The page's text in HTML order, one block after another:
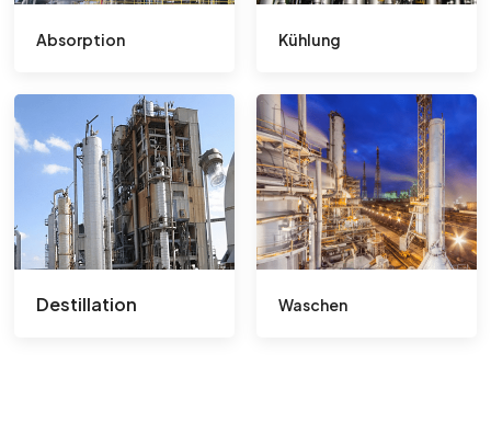
Absorption Kühlung
Destillation Waschen